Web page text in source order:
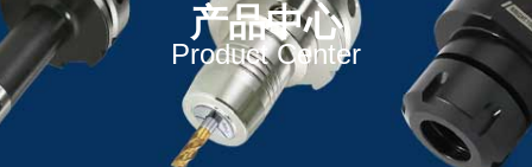
产品中心
Product Center